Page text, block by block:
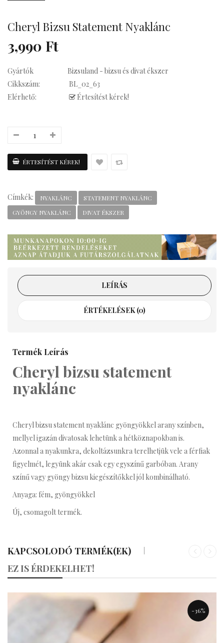
Statement
Cheryl Bizsu Statement Nyaklánc
3,990 Ft
Gyártók
Bizsuland - bizsu és divat ékszer
Cikkszám:
BL_02_63
Elérhető:
Értesítést kérek!
Címkék: NYAKLÁNC
STATEMENT NYAKLÁNC
GYÖNGY NYAKLÁNC
DIVAT ÉKSZER
LEÍRÁS
ÉRTÉKELÉSEK (0)
Termék Leírás
Cheryl bizsu statement
nyaklánc
Cheryl bizsu statement nyaklánc gyöngyökkel arany színben,
mellyel igazán divatosak lehetünk a hétköznapokban is.
Azonnal a nyakunkra, dekoltázsunkra terelhetjük vele a férfiak
figyelmét, legyünk akár csak egy egyszínű garbóban. Arany
színű vagy gyöngy bizsu kiegészítőkkel jól kombinálható.
Anyaga: fém, gyöngyökkel
Új, csomagolt termék.
KAPCSOLODÓ TERMÉK(EK)
EZ IS ÉRDEKELHET!
-36%